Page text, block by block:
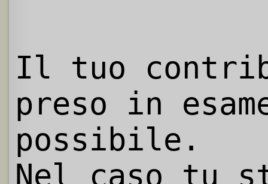
Il tuo
preso in
possibile.
Nel caso tu